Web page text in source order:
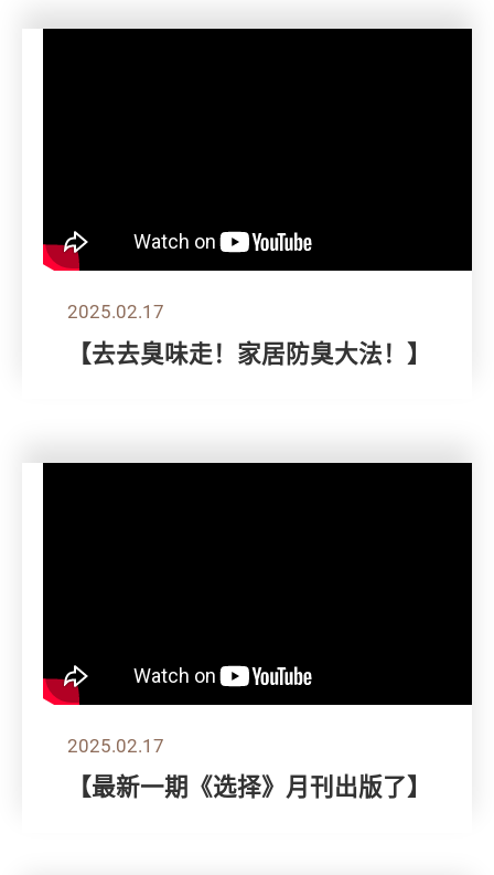
2025.02.17
【去去臭味走！家居防臭大法！】
2025.02.17
【最新一期《选择》月刊出版了】